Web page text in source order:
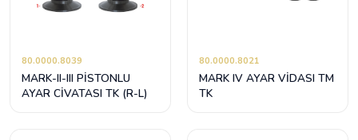
80.0000.8039
MARK-II-III PİSTONLU
AYAR CİVATASI TK (R-L)
80.0000.8021
MARK IV AYAR VİDASI TM
TK